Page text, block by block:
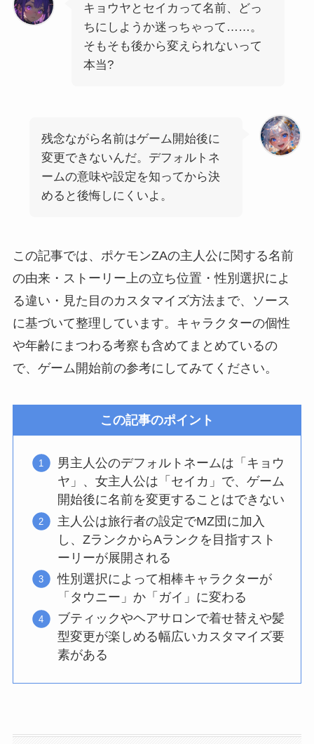
キョウヤとセイカって名前、どっ
ちにしようか迷っちゃって……。
そもそも後から変えられないって
本当?
残念ながら名前はゲーム開始後に
変更できないんだ。デフォルトネ
ームの意味や設定を知ってから決
めると後悔しにくいよ。
この記事では、ポケモンZAの主人公に関する名前
の由来・ストーリー上の立ち位置・性別選択によ
る違い・見た目のカスタマイズ方法まで、ソース
に基づいて整理しています。キャラクターの個性
や年齢にまつわる考察も含めてまとめているの
で、ゲーム開始前の参考にしてみてください。
この記事のポイント
男主人公のデフォルトネームは「キョウ
ヤ」、女主人公は「セイカ」で、ゲーム
開始後に名前を変更することはできない
主人公は旅行者の設定でMZ団に加入
し、ZランクからAランクを目指すスト
ーリーが展開される
性別選択によって相棒キャラクターが
「タウニー」か「ガイ」に変わる
ブティックやヘアサロンで着せ替えや髪
型変更が楽しめる幅広いカスタマイズ要
素がある